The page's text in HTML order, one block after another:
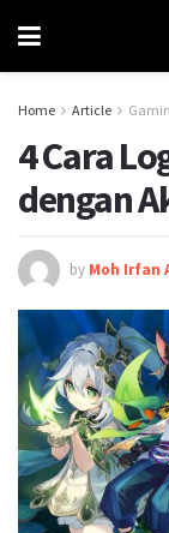
Home Article
4 Cara
dengan
by Moh Irfan